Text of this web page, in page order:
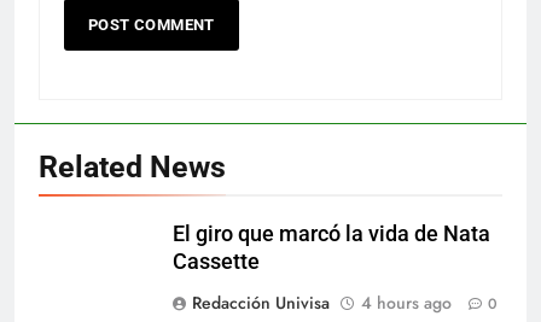
Related News
El giro que marcó la vida de Nata
Cassette
Redacción Univisa
4 hours ago 0